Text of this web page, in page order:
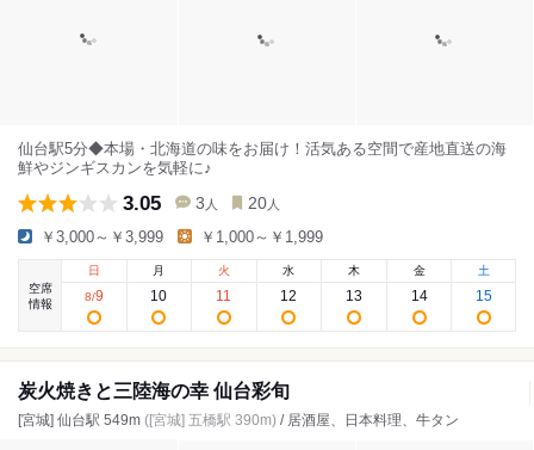
仙台駅5分◆本場・北海道の味をお届け！活気ある空間で産地直送の海
鮮やジンギスカンを気軽に♪
3.05 3 人 20 人
￥3,000～￥3,999 ￥1,000～￥1,999
空席
情報
日
8/9
月
10
火
11
水
12
木
13
金
14
土
15
炭火焼きと三陸海の幸 仙台彩旬
[宮城] 仙台駅 549m ([宮城] 五橋駅 390m) / 居酒屋、日本料理、牛タン